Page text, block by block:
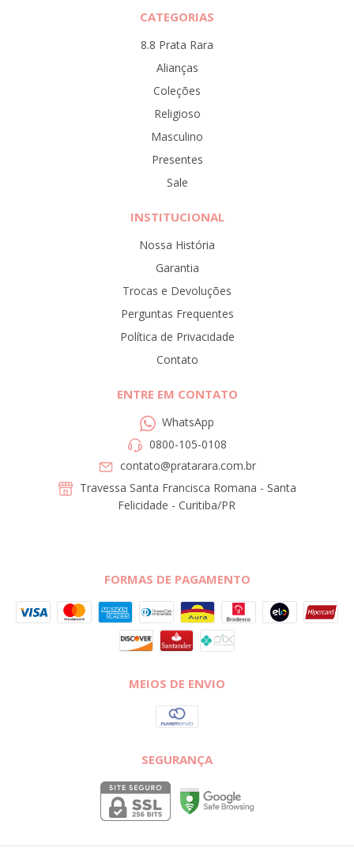
CATEGORIAS
8.8 Prata Rara
Alianças
Coleções
Religioso
Masculino
Presentes
Sale
INSTITUCIONAL
Nossa História
Garantia
Trocas e Devoluções
Perguntas Frequentes
Política de Privacidade
Contato
ENTRE EM CONTATO
WhatsApp
0800-105-0108
contato@pratarara.com.br
Travessa Santa Francisca Romana - Santa
Felicidade - Curitiba/PR
FORMAS DE PAGAMENTO
MEIOS DE ENVIO
SEGURANÇA